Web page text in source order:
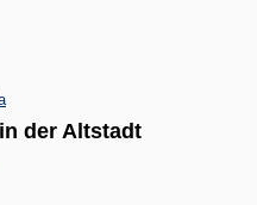
der Altstadt